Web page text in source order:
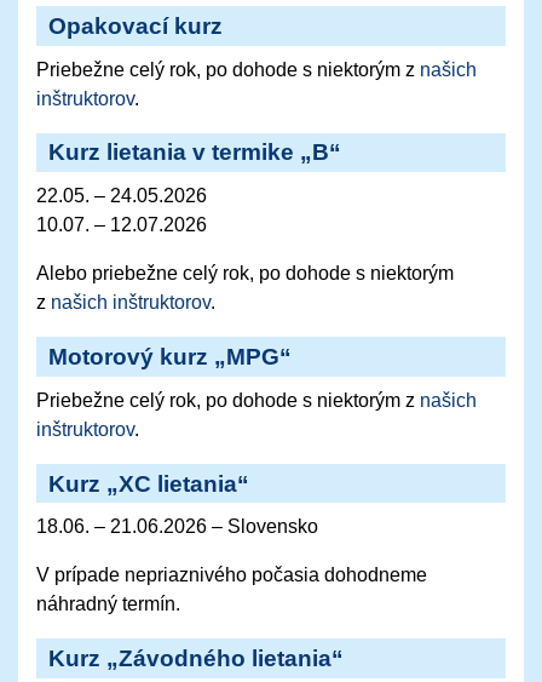
Opakovací kurz
Priebežne celý rok, po dohode s niektorým z našich
inštruktorov.
Kurz lietania v termike „B“
22.05. – 24.05.2026
10.07. – 12.07.2026
Alebo priebežne celý rok, po dohode s niektorým
z našich inštruktorov.
Motorový kurz „MPG“
Priebežne celý rok, po dohode s niektorým z našich
inštruktorov.
Kurz „XC lietania“
18.06. – 21.06.2026 – Slovensko
V prípade nepriaznivého počasia dohodneme
náhradný termín.
Kurz „Závodného lietania“